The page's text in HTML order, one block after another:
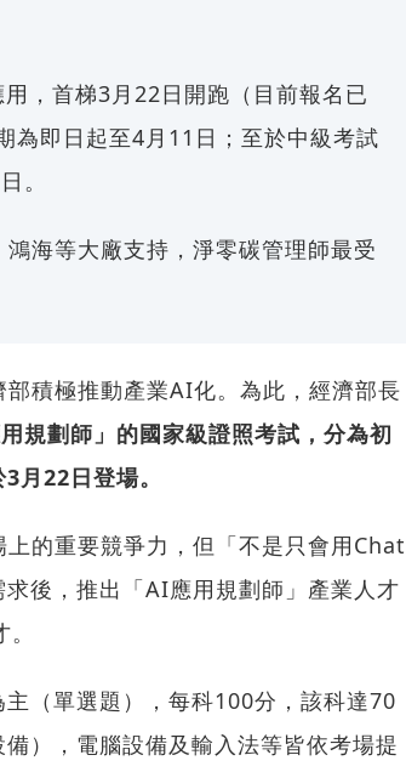
，首梯3月22日開跑（目前報名已
為即日起至4月11日；至於中級考試
。
海等大廠支持，淨零碳管理師最受
積極推動產業AI化。為此，經濟部長
規劃師」的國家級證照考試，分為初
月22日登場。
的重要競爭力，但「不是只會用Chat
後，推出「AI應用規劃師」產業人才
（單選題），每科100分，該科達70
），電腦設備及輸入法等皆依考場提